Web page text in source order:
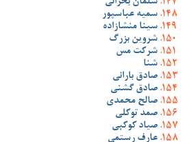
سلمان بحرانی
سمیه عباسپور
سینا منشازاده
شروین بزرگ
شرکت مس
شنا
صادق بارانی
صادق گشنی
صالح محمدی
صمد توکلی
صیاد کوکبی
عارف رستمی